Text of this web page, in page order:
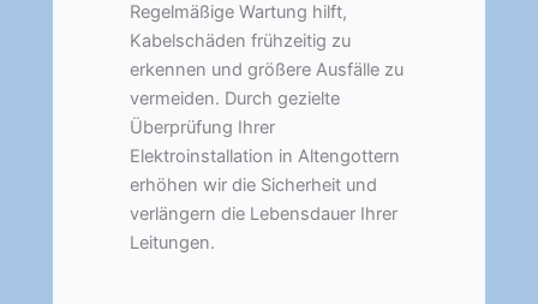
Regelmäßige Wartung hilft,
Kabelschäden frühzeitig zu
erkennen und größere Ausfälle zu
vermeiden. Durch gezielte
Überprüfung Ihrer
Elektroinstallation in Altengottern
erhöhen wir die Sicherheit und
verlängern die Lebensdauer Ihrer
Leitungen.